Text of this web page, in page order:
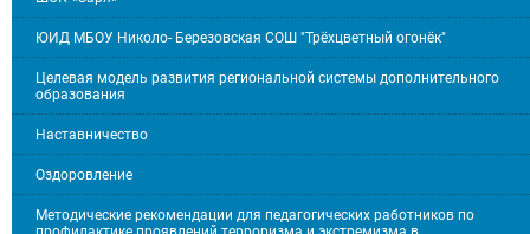
ЮИД МБОУ Николо- Березовская СОШ "Трёхцветный огонёк"
Целевая модель развития региональной системы дополнительного
образования
Наставничество
Оздоровление
Методические рекомендации для педагогических работников по